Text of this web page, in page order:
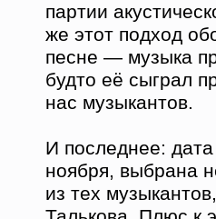
партии
же этот подход
песне — музыка
будто её сыграл
нас музыкантов.
И последнее:
ноября, выбрана
из тех